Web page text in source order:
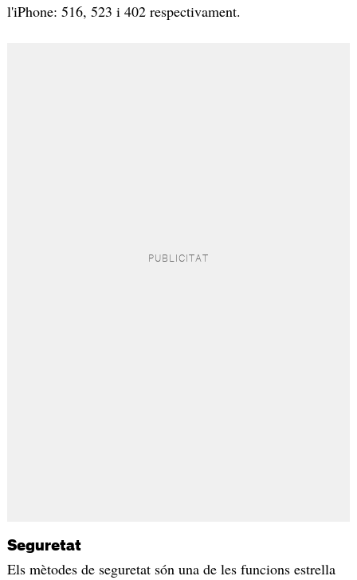
l'iPhone: 516, 523 i 402 respectivament.
Seguretat
Els mètodes de seguretat són una de les funcions estrella